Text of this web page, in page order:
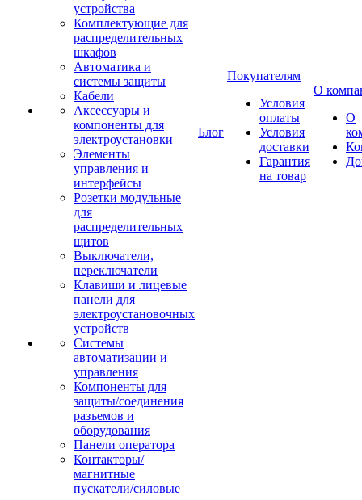
устройства
Комплектующие для
распределительных
шкафов
Автоматика и
системы защиты
Кабели
Аксессуары и
компоненты для
электроустановки
Элементы
управления и
интерфейсы
Розетки модульные
для
распределительных
щитов
Выключатели,
переключатели
Клавиши и лицевые
панели для
электроустановочных
устройств
Системы
автоматизации и
управления
Компоненты для
защиты/соединения
разъемов и
оборудования
Панели оператора
Контакторы/
магнитные
пускатели/силовые
Блог
Покупателям
Условия
оплаты
Условия
доставки
Гарантия
на товар
О
О